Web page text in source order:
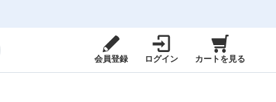
会員登録 ログイン カートを見る